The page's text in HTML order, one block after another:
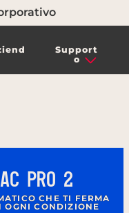
Support
o
PRO 2
CHE TI FERMA
OGNI CONDIZIONE